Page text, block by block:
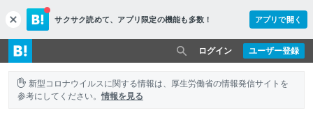
c
l
o
s
e
サクサク読めて、 アプリ限定の機能も多数！ アプリで開く
ユーザー登録
ログイン
新型コロナウイルスに関する情報は、厚生労働省の情報発信サイトを
参考にしてください。情報を見る